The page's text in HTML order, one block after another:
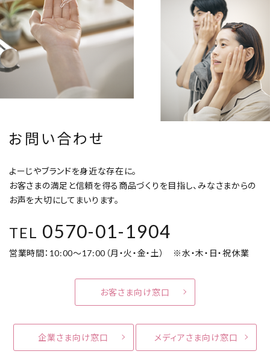
お問い合わせ
よーじやブランドを身近な存在に。
お客さまの満足と信頼を得る商品づくりを目指し、みなさまからの
お声を大切にしてまいります。
TEL 0570-01-1904
営業時間：10:00～17:00（月・火・金・土） ※水・木・日・祝休業
お客さま向け窓口
企業さま向け窓口 メディアさま向け窓口